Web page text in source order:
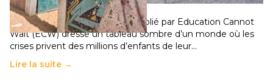
11 juillet 2026- National
Un nouveau rapport mondial publié par Education Cannot
Wait (ECW) dresse un tableau sombre d’un monde où les
crises privent des millions d’enfants de leur…
Lire la suite →